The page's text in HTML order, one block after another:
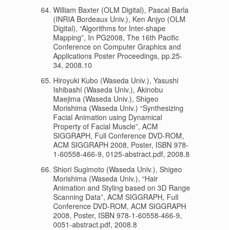
William Baxter (OLM Digital), Pascal Barla
(INRIA Bordeaux Univ.), Ken Anjyo (OLM
Digital), “Algorithms for Inter-shape
Mapping”, In PG2008, The 16th Pacific
Conference on Computer Graphics and
Applications Poster Proceedings, pp.25-
34, 2008.10
Hiroyuki Kubo (Waseda Univ.), Yasushi
Ishibashi (Waseda Univ.), Akinobu
Maejima (Waseda Univ.), Shigeo
Morishima (Waseda Univ.) “Synthesizing
Facial Animation using Dynamical
Property of Facial Muscle”, ACM
SIGGRAPH, Full Conference DVD-ROM,
ACM SIGGRAPH 2008, Poster, ISBN 978-
1-60558-466-9, 0125-abstract.pdf, 2008.8
Shiori Sugimoto (Waseda Univ.), Shigeo
Morishima (Waseda Univ.), “Hair
Animation and Styling based on 3D Range
Scanning Data”, ACM SIGGRAPH, Full
Conference DVD-ROM, ACM SIGGRAPH
2008, Poster, ISBN 978-1-60558-466-9,
0051-abstract.pdf, 2008.8